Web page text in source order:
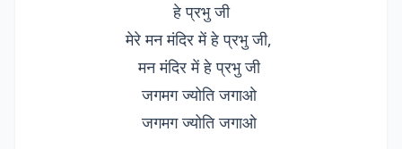
हे प्रभु जी
मेरे मन मंदिर में हे प्रभु जी,
मन मंदिर में हे प्रभु जी
जगमग ज्योति जगाओ
जगमग ज्योति जगाओ